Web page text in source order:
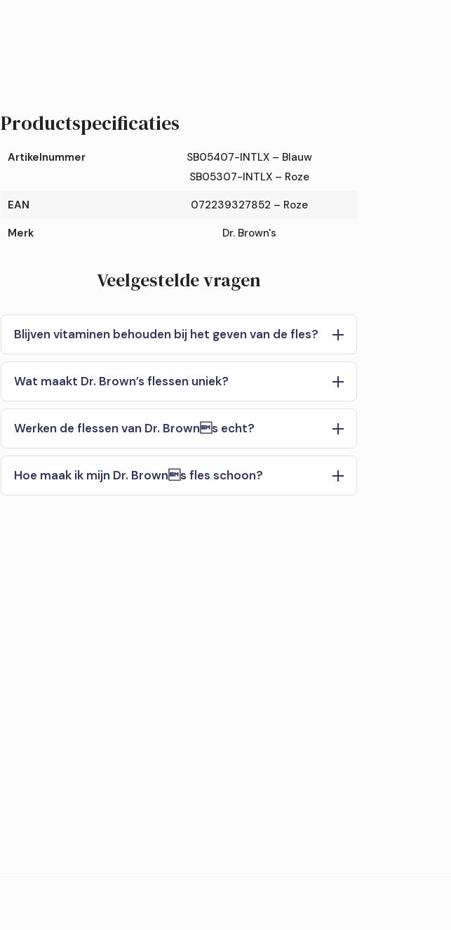
Productspecificaties
Artikelnummer
SB05407-INTLX – Blauw
SB05307-INTLX – Roze
EAN
072239327852 – Roze
Merk
Dr. Brown's
Veelgestelde vragen
Blijven vitaminen behouden bij het geven van de fles?
Wat maakt Dr. Brown’s flessen uniek?
Werken de flessen van Dr. Browns echt?
Hoe maak ik mijn Dr. Browns fles schoon?